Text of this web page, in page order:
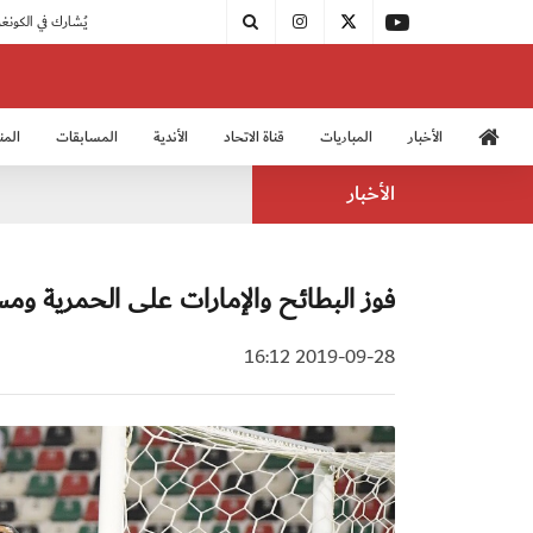
|
الأخبار المباريات قناة الاتحاد الأندية المسابقات
الأخبار
فوز البطائح والإمارات على الحمرية
2019-09-28 16:12